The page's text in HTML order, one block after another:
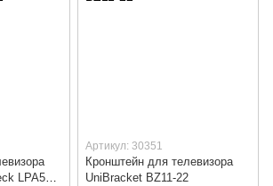
LPA51-
Артикул: 30351
Кронштейн для телевизора
UniBracket BZ11-22